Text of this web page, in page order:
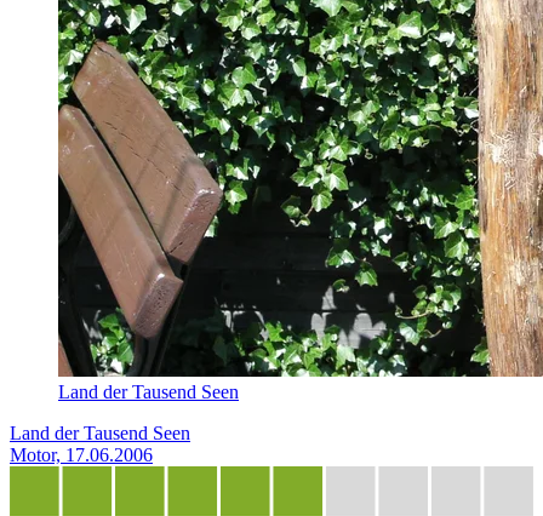
Land der Tausend Seen
Land der Tausend Seen
Motor, 17.06.2006